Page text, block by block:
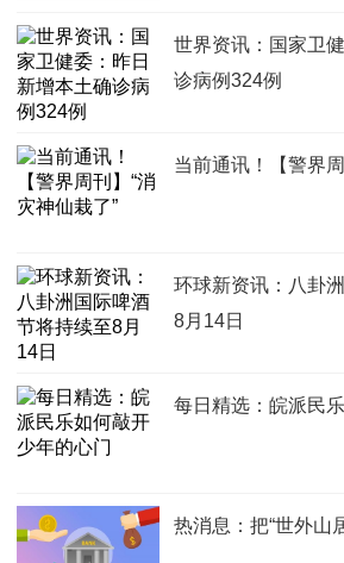
世界资讯：国家卫
诊病例324例
当前通讯！【警界
环球新资讯：八卦
8月14日
每日精选：皖派民
热消息：把“世外山